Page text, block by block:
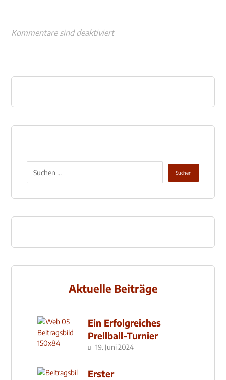
Kommentare sind deaktiviert
Aktuelle Beiträge
Ein Erfolgreiches
Prellball-Turnier
19. Juni 2024
Erster